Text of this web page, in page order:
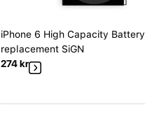
iPhone 6 High Capacity Battery
replacement SiGN
274kr